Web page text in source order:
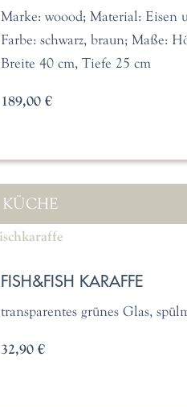
Marke: woood; Material: Eisen
Farbe: schwarz, braun; Maße:
Breite 40 cm, Tiefe 25 cm
189,00 €
KÜCHE
FISH&FISH KARAFFE
transparentes grünes Glas,
32,90 €